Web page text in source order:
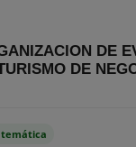
DE
DE
temática